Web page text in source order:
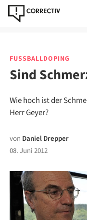
FUSSBALLDOPING
Sind
Wie hoch ist der
Herr Geyer?
von Daniel Drepper
08. Juni 2012